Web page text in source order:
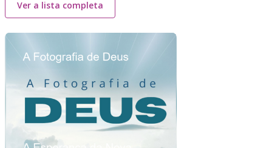
Ver a lista completa